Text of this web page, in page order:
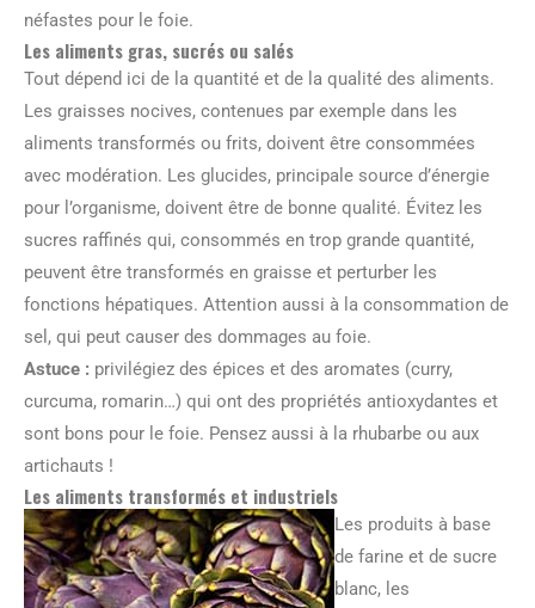
néfastes pour le foie.
Les aliments gras, sucrés ou salés
Tout dépend ici de la quantité et de la qualité des aliments.
Les graisses nocives, contenues par exemple dans les
aliments transformés ou frits, doivent être consommées
avec modération. Les glucides, principale source d’énergie
pour l’organisme, doivent être de bonne qualité. Évitez les
sucres raffinés qui, consommés en trop grande quantité,
peuvent être transformés en graisse et perturber les
fonctions hépatiques. Attention aussi à la consommation de
sel, qui peut causer des dommages au foie.
Astuce : privilégiez des épices et des aromates (curry,
curcuma, romarin…) qui ont des propriétés antioxydantes et
sont bons pour le foie. Pensez aussi à la rhubarbe ou aux
artichauts !
Les aliments transformés et industriels
Les produits à base
de farine et de sucre
blanc, les